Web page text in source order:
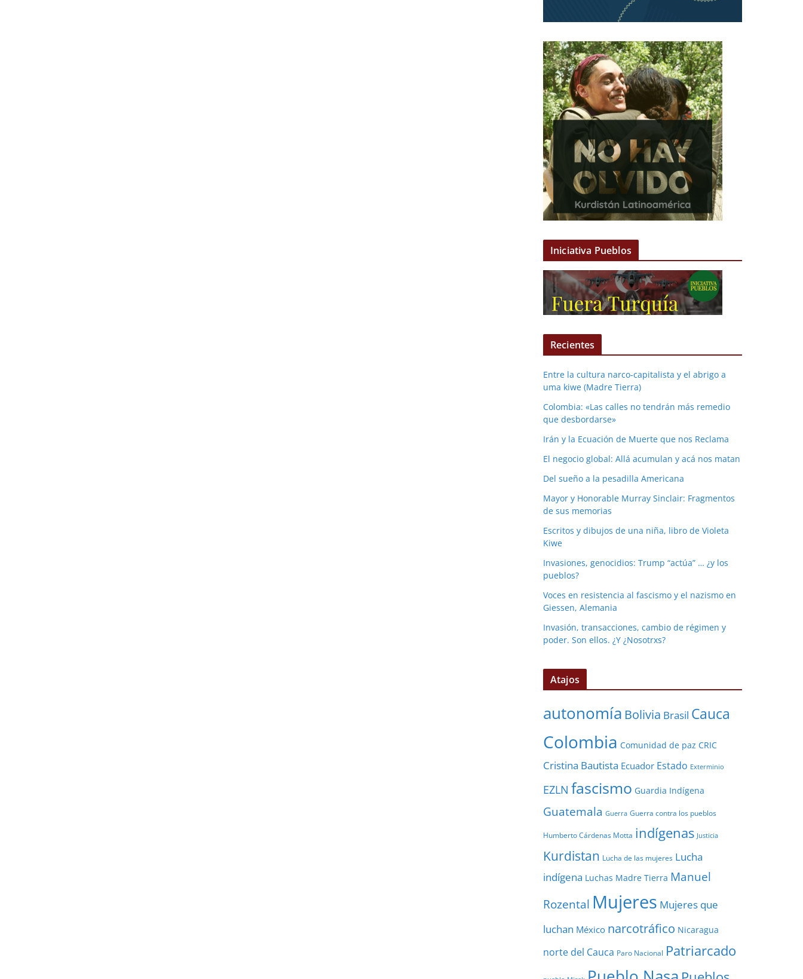
Iniciativa Pueblos
Recientes
Entre la cultura narco-capitalista y el abrigo a
uma kiwe (Madre Tierra)
Colombia: «Las calles no tendrán más remedio
que desbordarse»
Irán y la Ecuación de Muerte que nos Reclama
El negocio global: Allá acumulan y acá nos matan
Del sueño a la pesadilla Americana
Mayor y Honorable Murray Sinclair: Fragmentos
de sus memorias
Escritos y dibujos de una niña, libro de Violeta
Kiwe
Invasiones, genocidios: Trump “actúa” … ¿y los
pueblos?
Voces en resistencia al fascismo y el nazismo en
Giessen, Alemania
Invasión, transacciones, cambio de régimen y
poder. Son ellos. ¿Y ¿Nosotrxs?
Atajos
autonomía Bolivia Brasil Cauca
Colombia Comunidad de paz CRIC
Cristina Bautista Ecuador Estado Exterminio
EZLN fascismo Guardia Indígena
Guatemala Guerra Guerra contra los pueblos
Humberto Cárdenas Motta indígenas Justicia
Kurdistan Lucha de las mujeres Lucha
indígena Luchas Madre Tierra Manuel
Rozental Mujeres Mujeres que
luchan México narcotráfico Nicaragua
norte del Cauca Paro Nacional Patriarcado